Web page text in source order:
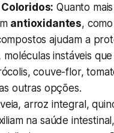
Quanto
antioxidantes,
ajudam a
moléculas instáveis
couve-flor,
outras opções.
arroz integral,
na saúde